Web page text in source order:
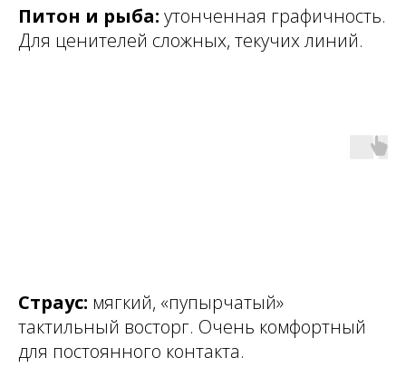
Питон и рыба: утонченная графичность.
Для ценителей сложных, текучих линий.
Страус: мягкий, «пупырчатый»
тактильный восторг. Очень комфортный
для постоянного контакта.